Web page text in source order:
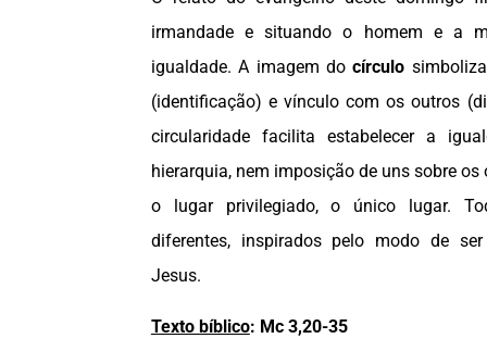
irmandade e situando o homem e a
igualdade. A imagem docírculo
(identificação) e vínculo com os outros
circularidade facilita estabelecer a
hierarquia, nem imposição de uns sobre
o lugar privilegiado, o único lugar.
diferentes, inspirados pelo modo de
Jesus.
Texto bíblico: Mc 3,20-35